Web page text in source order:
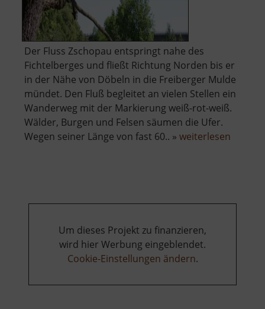
Der Fluss Zschopau entspringt nahe des
Fichtelberges und fließt Richtung Norden bis er
in der Nähe von Döbeln in die Freiberger Mulde
mündet. Den Fluß begleitet an vielen Stellen ein
Wanderweg mit der Markierung weiß-rot-weiß.
Wälder, Burgen und Felsen säumen die Ufer.
Wegen seiner Länge von fast 60.. » weiterlesen
Um dieses Projekt zu finanzieren,
wird hier Werbung eingeblendet.
Cookie-Einstellungen ändern.